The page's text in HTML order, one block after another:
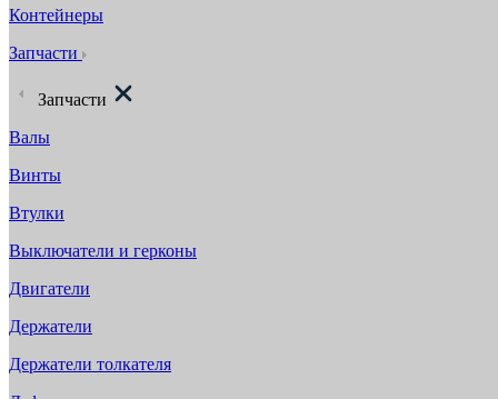
Контейнеры
Запчасти
Запчасти
Валы
Винты
Втулки
Выключатели и герконы
Двигатели
Держатели
Держатели толкателя